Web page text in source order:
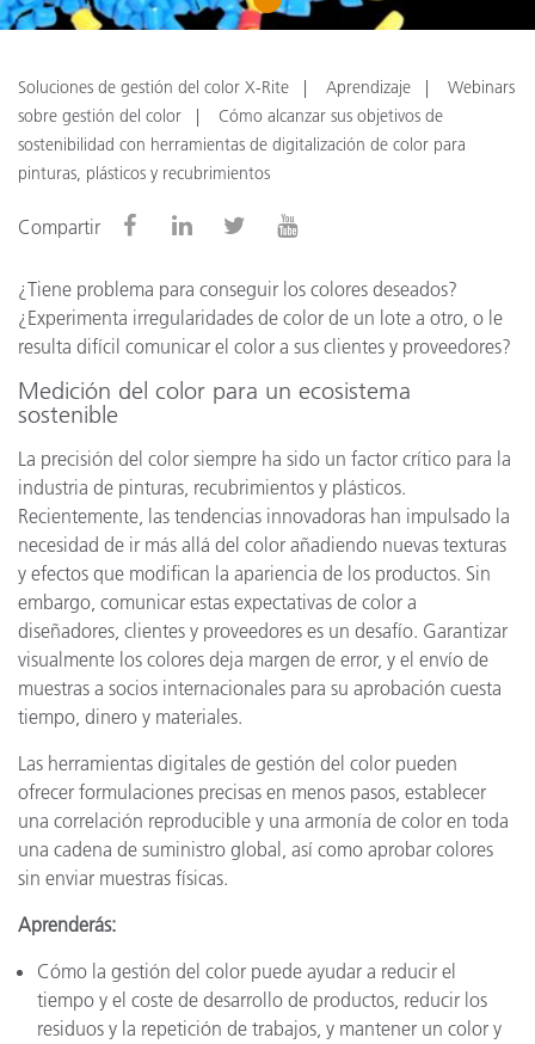
1
Soluciones de gestión del color X-Rite Aprendizaje
Webinars
sobre gestión del color
Cómo alcanzar sus objetivos de
sostenibilidad con herramientas de digitalización de color para
pinturas, plásticos y recubrimientos
Compartir
¿Tiene problema para conseguir los colores deseados?
¿Experimenta irregularidades de color de un lote a otro, o le
resulta difícil comunicar el color a sus clientes y proveedores?
Medición del color para un ecosistema
sostenible
La precisión del color siempre ha sido un factor crítico para la
industria de pinturas, recubrimientos y plásticos.
Recientemente, las tendencias innovadoras han impulsado la
necesidad de ir más allá del color añadiendo nuevas texturas
y efectos que modifican la apariencia de los productos. Sin
embargo, comunicar estas expectativas de color a
diseñadores, clientes y proveedores es un desafío. Garantizar
visualmente los colores deja margen de error, y el envío de
muestras a socios internacionales para su aprobación cuesta
tiempo, dinero y materiales.
Las herramientas digitales de gestión del color pueden
ofrecer formulaciones precisas en menos pasos, establecer
una correlación reproducible y una armonía de color en toda
una cadena de suministro global, así como aprobar colores
sin enviar muestras físicas.
Aprenderás:
Cómo la gestión del color puede ayudar a reducir el
tiempo y el coste de desarrollo de productos, reducir los
residuos y la repetición de trabajos, y mantener un color y